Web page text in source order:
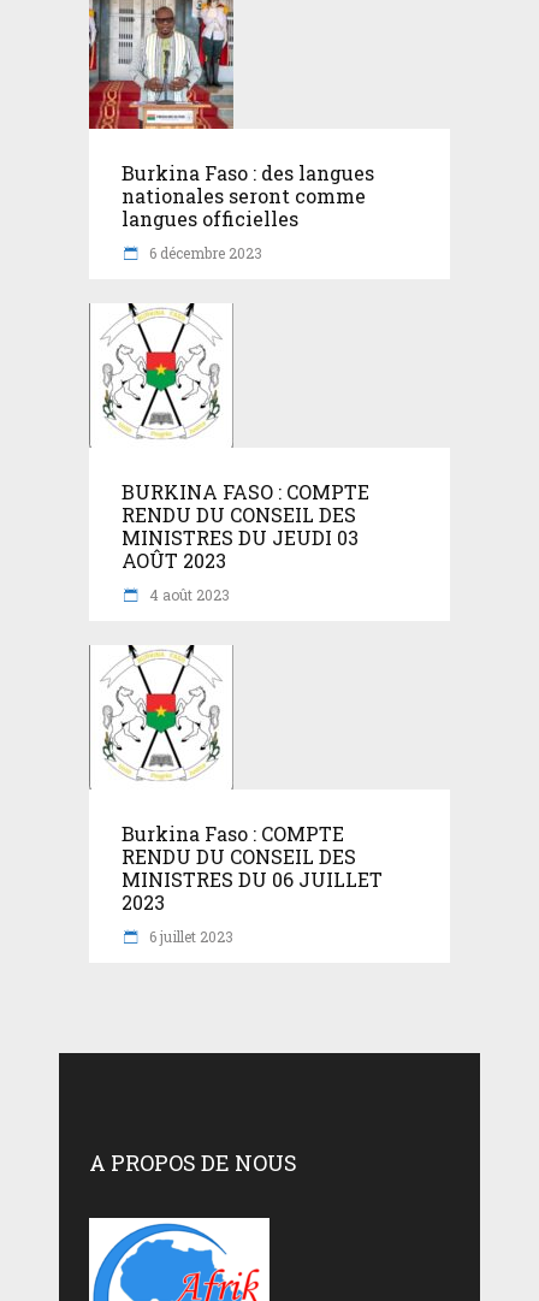
Burkina Faso : des langues
nationales seront comme
langues officielles
6 décembre 2023
BURKINA FASO : COMPTE
RENDU DU CONSEIL DES
MINISTRES DU JEUDI 03
AOÛT 2023
4 août 2023
Burkina Faso : COMPTE
RENDU DU CONSEIL DES
MINISTRES DU 06 JUILLET
2023
6 juillet 2023
A PROPOS DE NOUS